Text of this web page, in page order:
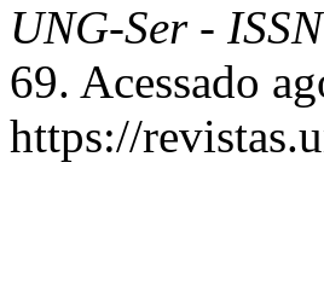
UNG-Ser -
69. Acessado
https://